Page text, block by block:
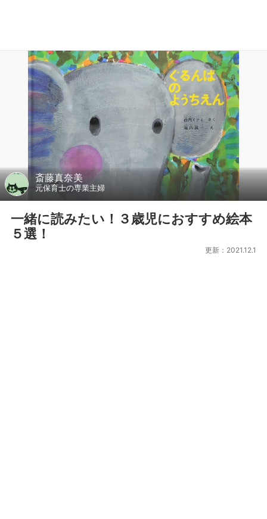
斎藤真奈美
元保育士の専業主婦
一緒に読みたい！３歳児におすすめ絵本
５選！
更新：2021.12.1